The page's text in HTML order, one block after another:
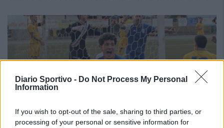
Diario Sportivo - Do Not Process My Personal
Information
If you wish to opt-out of the sale, sharing to third parties, or
processing of your personal or sensitive information for